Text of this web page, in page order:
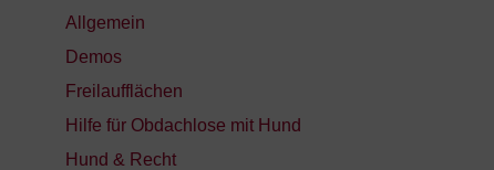
Allgemein
Demos
Freilaufflächen
Hilfe für Obdachlose mit Hund
Hund & Recht